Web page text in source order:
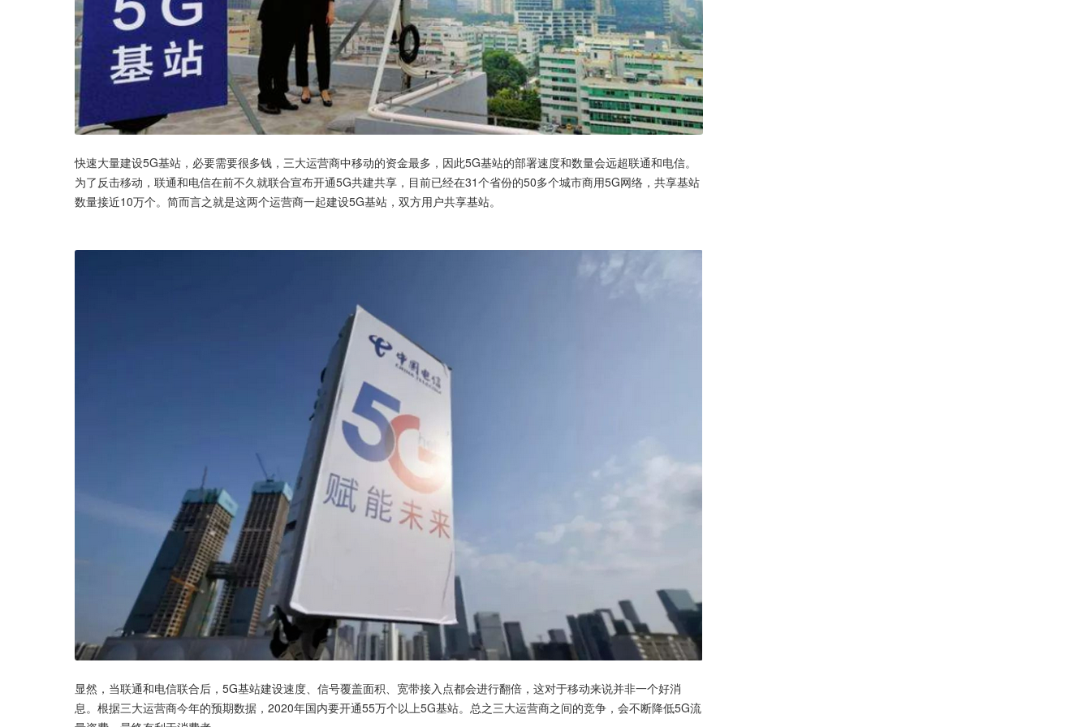
快速大量建设5G基站，必要需要很多钱，三大运营商中移动的资金最多，因此5G基站的部署速度和数量会远超联通和电信。
为了反击移动，联通和电信在前不久就联合宣布开通5G共建共享，目前已经在31个省份的50多个城市商用5G网络，共享基站
数量接近10万个。简而言之就是这两个运营商一起建设5G基站，双方用户共享基站。
显然，当联通和电信联合后，5G基站建设速度、信号覆盖面积、宽带接入点都会进行翻倍，这对于移动来说并非一个好消
息。根据三大运营商今年的预期数据，2020年国内要开通55万个以上5G基站。总之三大运营商之间的竞争，会不断降低5G流